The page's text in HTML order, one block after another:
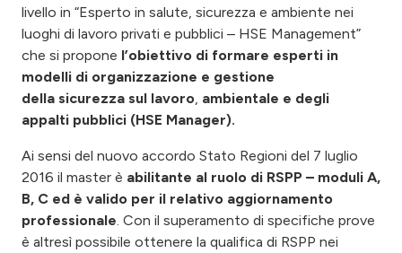
livello in “Esperto in salute, sicurezza e ambiente nei
luoghi di lavoro privati e pubblici – HSE Management”
che si propone l’obiettivo di formare esperti in
modelli di organizzazione e gestione
della sicurezza sul lavoro ambientale e degli
appalti pubblici (HSE Manager).
Ai sensi del nuovo accordo Stato Regioni del 7 luglio
2016 il master è abilitante al ruolo di RSPP – moduli A,
B, C ed è valido per il relativo aggiornamento
professionale . Con il superamento di specifiche prove
è altresì possibile ottenere la qualifica di RSPP nei